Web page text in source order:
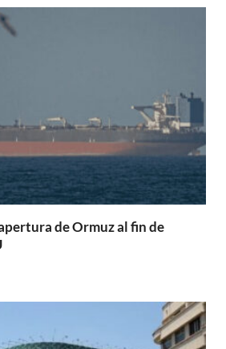
de Ormuz al fin de